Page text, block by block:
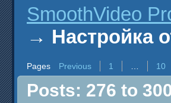
SmoothVideo
→ Настройка
Pages Previous 1 10
Posts: 276 to